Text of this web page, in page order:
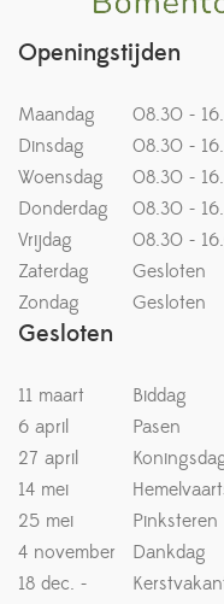
Openingstijden
Maandag
08.30 -
Dinsdag
08.30 -
Woensdag
08.30 -
Donderdag
08.30 -
Vrijdag
08.30 -
Zaterdag
Gesloten
Zondag
Gesloten
Gesloten
11 maart
Biddag
6 april
Pasen
27 april
14 mei
25 mei
Pinksteren
4 november
Dankdag
18 dec. -